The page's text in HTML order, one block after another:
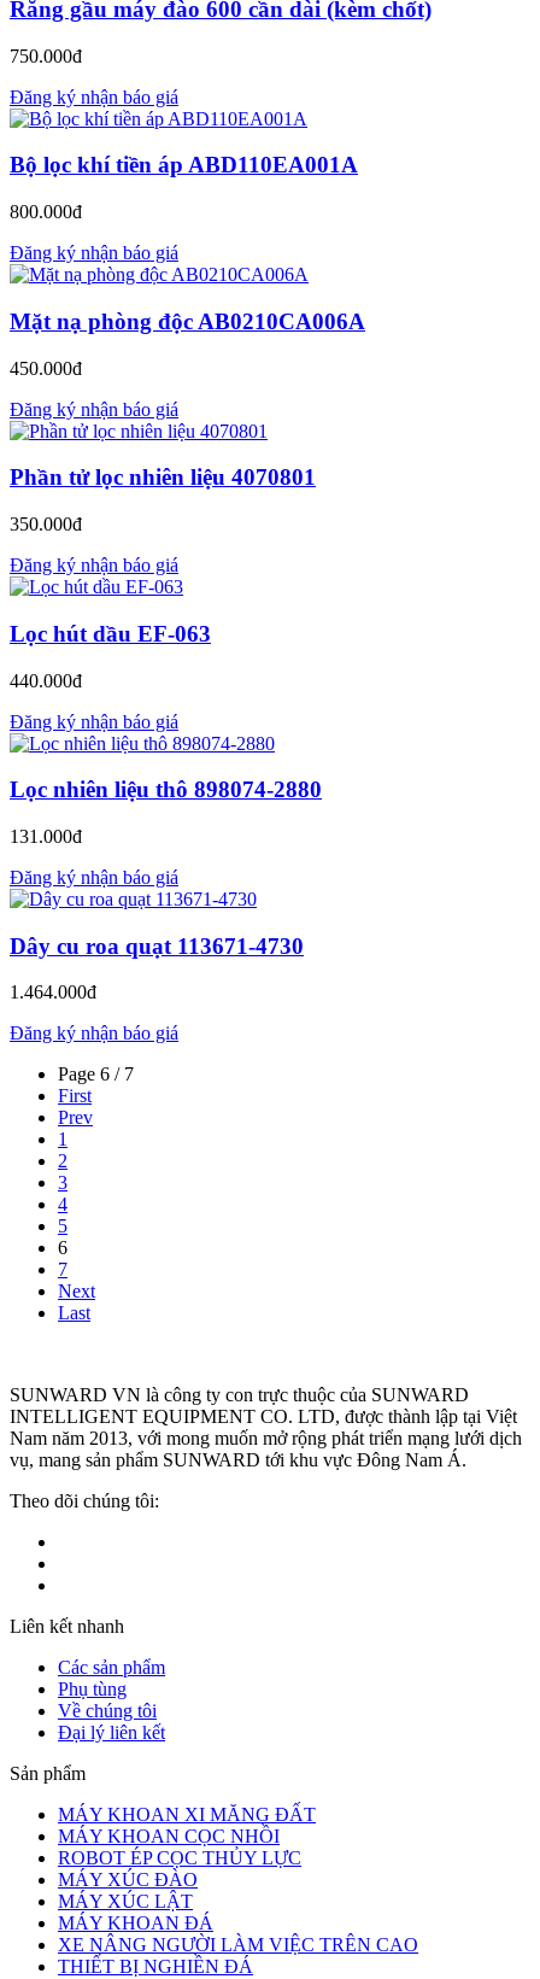
Răng gầu máy đào 600 cần dài (kèm chốt)
750.000đ
Đăng ký nhận báo giá
Bộ lọc khí tiền áp ABD110EA001A
800.000đ
Đăng ký nhận báo giá
Mặt nạ phòng độc AB0210CA006A
450.000đ
Đăng ký nhận báo giá
Phần tử lọc nhiên liệu 4070801
350.000đ
Đăng ký nhận báo giá
Lọc hút dầu EF-063
440.000đ
Đăng ký nhận báo giá
Lọc nhiên liệu thô 898074-2880
131.000đ
Đăng ký nhận báo giá
Dây cu roa quạt 113671-4730
1.464.000đ
Đăng ký nhận báo giá
Page 6 / 7
First
Prev
1
2
3
4
5
6
7
Next
Last
SUNWARD VN là công ty con trực thuộc của SUNWARD
INTELLIGENT EQUIPMENT CO. LTD, được thành lập tại Việt
Nam năm 2013, với mong muốn mở rộng phát triển mạng lưới dịch
vụ, mang sản phẩm SUNWARD tới khu vực Đông Nam Á.
Theo dõi chúng tôi:
Liên kết nhanh
Các sản phẩm
Phụ tùng
Về chúng tôi
Đại lý liên kết
Sản phẩm
MÁY KHOAN XI MĂNG ĐẤT
MÁY KHOAN CỌC NHỒI
ROBOT ÉP CỌC THỦY LỰC
MÁY XÚC ĐÀO
MÁY XÚC LẬT
MÁY KHOAN ĐÁ
XE NÂNG NGƯỜI LÀM VIỆC TRÊN CAO
THIẾT BỊ NGHIỀN ĐÁ